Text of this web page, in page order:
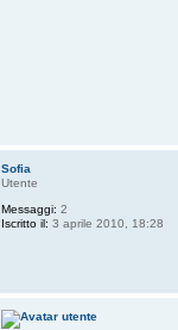
Sofia
Utente
Messaggi: 2
Iscritto il: 3 aprile 2010, 18:28